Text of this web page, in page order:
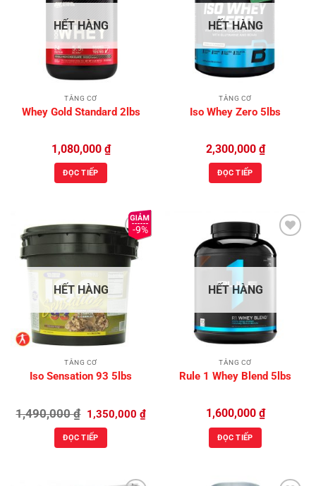
HẾT HÀNG
TĂNG CƠ
Whey Gold Standard 2lbs
1,080,000 ₫
ĐỌC TIẾP
HẾT HÀNG
TĂNG CƠ
Iso Whey Zero 5lbs
2,300,000 ₫
ĐỌC TIẾP
-9%
Add to
Wishlist
HẾT HÀNG
TĂNG CƠ
Iso Sensation 93 5lbs
1,490,000₫ Giá
gốc
là:
1,490,000 ₫.
1,350,000 ₫Giá
hiện
ĐỌC TIẾP
HẾT HÀNG
TĂNG CƠ
Rule 1 Whey Blend 5lbs
1,600,000 ₫
ĐỌC TIẾP